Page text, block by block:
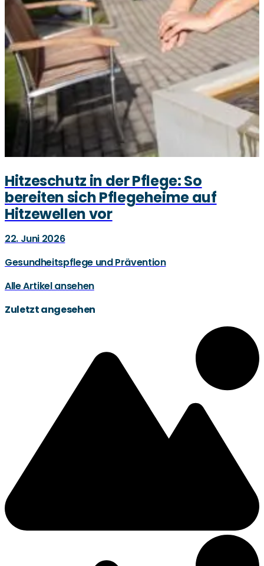
Hitzeschutz in der Pflege: So
bereiten sich Pflegeheime auf
Hitzewellen vor
22. Juni 2026
Gesundheitspflege und Prävention
Alle Artikel ansehen
Zuletzt angesehen